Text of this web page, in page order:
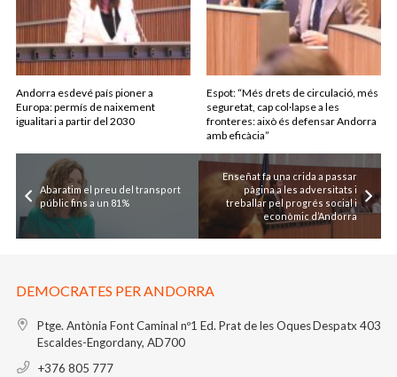
Andorra esdevé país pioner a
Europa: permís de naixement
igualitari a partir del 2030
Espot: “Més drets de circulació, més
seguretat, cap col·lapse a les
fronteres: això és defensar Andorra
amb eficàcia”
Abaratim el preu del transport
públic fins a un 81%
Enseñat fa una crida a passar
pàgina a les adversitats i
treballar pel progrés social i
econòmic d’Andorra
DEMOCRATES PER ANDORRA
Ptge. Antònia Font Caminal nº1 Ed. Prat de les OquesDespatx 403
Escaldes-Engordany, AD700
+376 805 777